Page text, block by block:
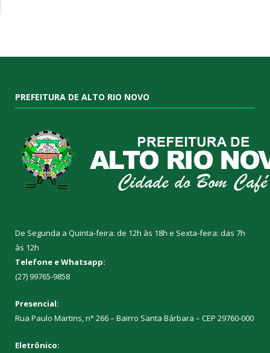
PREFEITURA DE ALTO RIO NOVO
De Segunda a Quinta-feira: de 12h às 18h e Sexta-feira: das 7h
às 12h
Telefone e Whatsapp:
(27) 99765-9858
Presencial:
Rua Paulo Martins, n° 266 – Bairro Santa Bárbara – CEP 29760-000
Eletrônico: